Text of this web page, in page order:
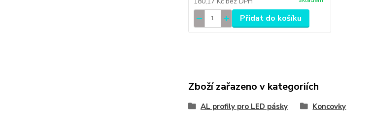
Přidat do košíku
Zboží zařazeno v kategoriích
AL profily pro LED pásky Koncovky